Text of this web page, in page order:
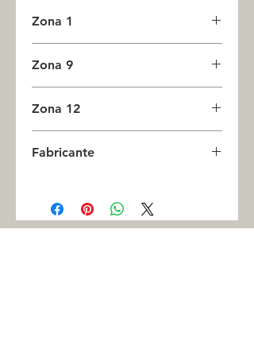
Zona 1
Zona 9
Zona 12
Fabricante